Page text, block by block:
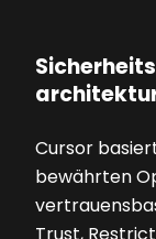
Cursor
bewährten